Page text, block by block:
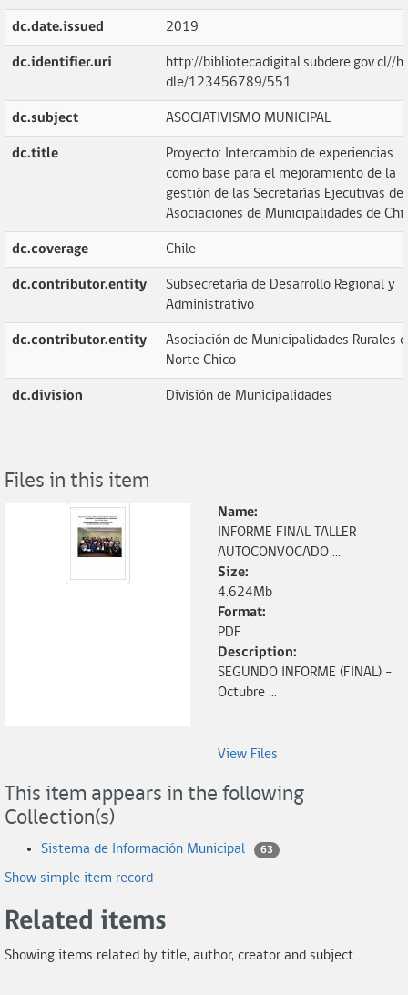
dc.date.issued 2019
dc.identifier.uri
http://bibliotecadigital.subdere.gov.cl//
dle/123456789/551
dc.subject ASOCIATIVISMO MUNICIPAL
dc.title
Proyecto: Intercambio de experiencias
como base para el mejoramiento de la
gestión de las Secretarías Ejecutivas de
Asociaciones de Municipalidades de
dc.coverage Chile
dc.contributor.entity
Subsecretaría de Desarrollo Regional y
Administrativo
dc.contributor.entity
Asociación de Municipalidades Rurales
Norte Chico
dc.division División de Municipalidades
Files in this item
Name:
INFORME FINAL TALLER
AUTOCONVOCADO ...
Size:
4.624Mb
Format:
PDF
Description:
SEGUNDO INFORME (FINAL) -
Octubre ...
View Files
This item appears in the following
Collection(s)
Sistema de Información Municipal 63
Show simple item record
Related items
Showing items related by title, author, creator and subject.